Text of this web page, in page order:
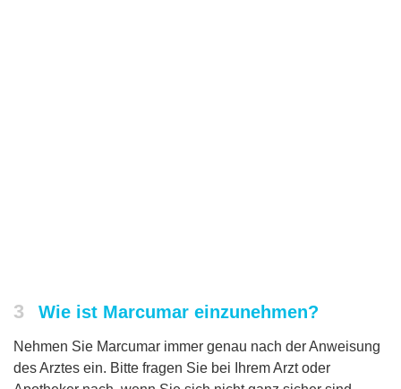
3 Wie ist Marcumar einzunehmen?
Nehmen Sie Marcumar immer genau nach der Anweisung
des Arztes ein. Bitte fragen Sie bei Ihrem Arzt oder